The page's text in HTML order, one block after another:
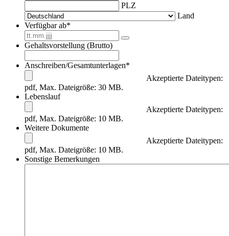
PLZ
Land
Verfügbar ab*
Gehaltsvorstellung (Brutto)
Anschreiben/Gesamtunterlagen*
Akzeptierte Dateitypen:
pdf, Max. Dateigröße: 30 MB.
Lebenslauf
Akzeptierte Dateitypen:
pdf, Max. Dateigröße: 10 MB.
Weitere Dokumente
Akzeptierte Dateitypen:
pdf, Max. Dateigröße: 10 MB.
Sonstige Bemerkungen